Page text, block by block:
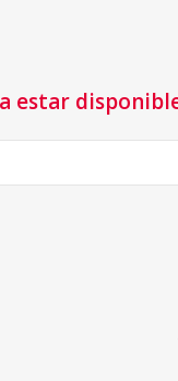
estar